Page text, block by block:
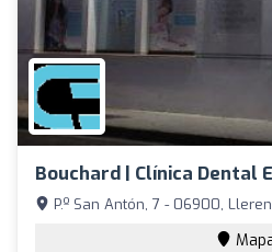
Bouchard | Clínica Dental
P.º San Antón, 7 - 06900,